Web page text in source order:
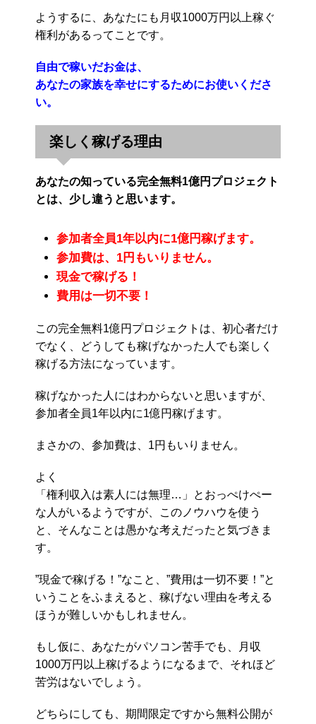
ようするに、あなたにも月収1000万円以上稼ぐ
権利があるってことです。
自由で稼いだお金は、
あなたの家族を幸せにするためにお使いくださ
い。
楽しく稼げる理由
あなたの知っている完全無料1億円プロジェクト
とは、少し違うと思います。
参加者全員1年以内に1億円稼げます。
参加費は、1円もいりません。
現金で稼げる！
費用は一切不要！
この完全無料1億円プロジェクトは、初心者だけ
でなく、どうしても稼げなかった人でも楽しく
稼げる方法になっています。
稼げなかった人にはわからないと思いますが、
参加者全員1年以内に1億円稼げます。
まさかの、参加費は、1円もいりません。
よく
「権利収入は素人には無理…」とおっぺけぺー
な人がいるようですが、このノウハウを使う
と、そんなことは愚かな考えだったと気づきま
す。
”現金で稼げる！”なこと、”費用は一切不要！”と
いうことをふまえると、稼げない理由を考える
ほうが難しいかもしれません。
もし仮に、あなたがパソコン苦手でも、月収
1000万円以上稼げるようになるまで、それほど
苦労はないでしょう。
どちらにしても、期間限定ですから無料公開が